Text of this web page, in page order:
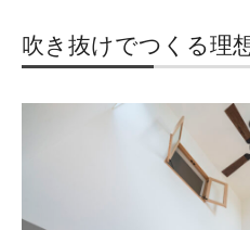
吹き抜けでつくる理